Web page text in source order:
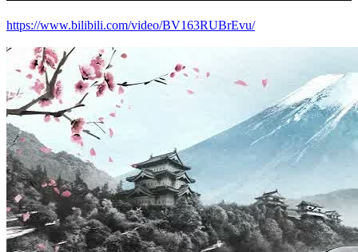
https://www.bilibili.com/video/BV163RUBrEvu/